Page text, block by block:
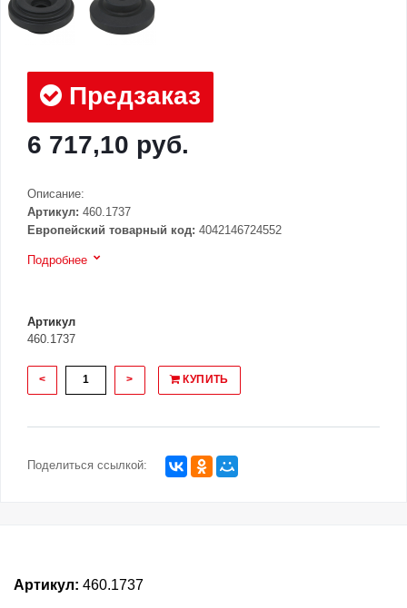
Предзаказ
6 717,10 руб.
Описание:
Артикул: 460.1737
Европейский товарный код: 4042146724552
Подробнее
Артикул
460.1737
< > КУПИТЬ
Поделиться ссылкой:
Артикул: 460.1737